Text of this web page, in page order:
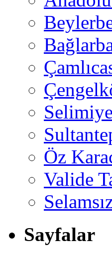
Öz
Valide
Sayfalar